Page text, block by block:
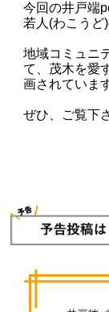
今回の井戸端
若人(わこうど
地域コミュニ
て、茂木を愛
画されていま
ぜひ、ご覧下